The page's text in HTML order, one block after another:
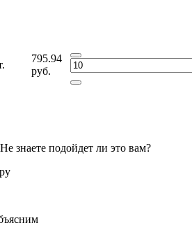
795.94
руб.
знаете подойдет ли это вам?